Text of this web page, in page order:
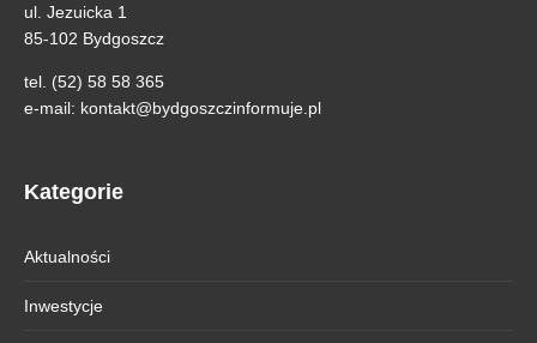
ul. Jezuicka 1
85-102 Bydgoszcz
tel. (52) 58 58 365
e-mail: kontakt@bydgoszczinformuje.pl
Kategorie
Aktualności
Inwestycje